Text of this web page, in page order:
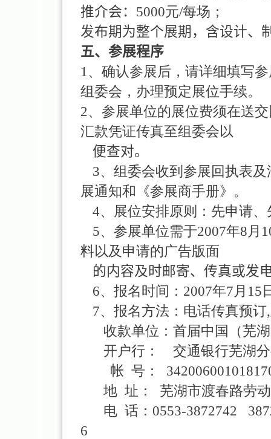
推介会： 5000元/每场；
发布期为整个展期，含设计、
五、参展程序
1、确认参展后，请详细填写
组委会，办理预定展位手续。
2、参展单位的展位费须在送
汇款凭证传真至组委会以
便查对。
3、组委会收到参展回执表
展通知和《参展商手册》。
4、展位安排原则：先申请
5、参展单位需于2007年8月
料以及申请的广告版面
的内容及时邮寄、传真或
6、报名时间：2007年7月15
7、报名方法：电话传真
收款单位：首届中国（芜
开户行： 交通银行芜湖
帐 号：
地 址：
芜湖市渡春路劳
电 话：0553-3872742
6